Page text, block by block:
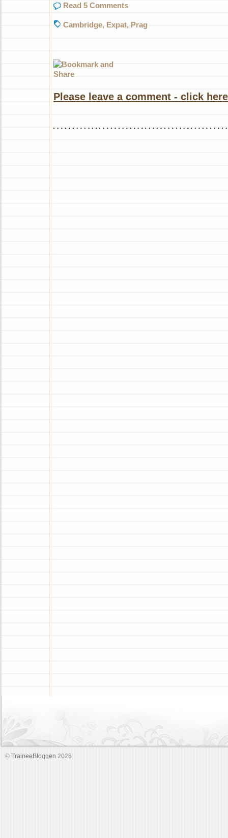
Read 5 Comments
Cambridge, Expat, Prag
Please leave a comment - click
© TraineeBloggen 2026